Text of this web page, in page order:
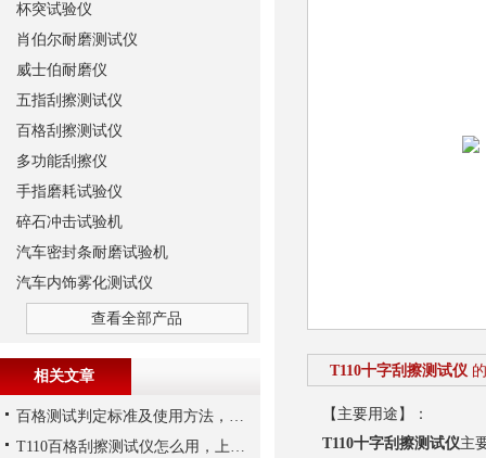
T110十字刮擦测试仪
【主要用途】：
T110十字刮擦测试仪主
杯突试验仪
肖伯尔耐磨测试仪
威士伯耐磨仪
五指刮擦测试仪
百格刮擦测试仪
多功能刮擦仪
手指磨耗试验仪
碎石冲击试验机
汽车密封条耐磨试验机
汽车内饰雾化测试仪
查看全部产品
相关文章
百格测试判定标准及使用方法，T110百格刮擦测试仪适用
T110百格刮擦测试仪怎么用，上海千实工程师指导您